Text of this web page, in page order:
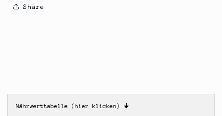
Share
Nährwerttabelle (hier klicken) 🠋